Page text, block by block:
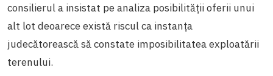
consilierul a insistat pe analiza posibilității oferii unui
alt lot deoarece există riscul ca instanța
judecătorească să constate imposibilitatea exploatării
terenului.